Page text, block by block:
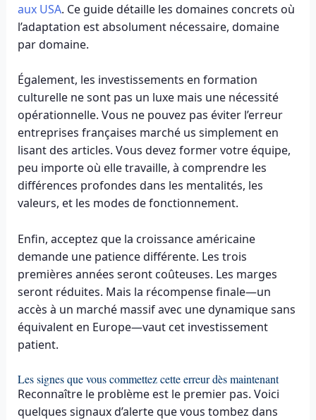
aux USA. Ce guide détaille les domaines concrets où
l’adaptation est absolument nécessaire, domaine
par domaine.
Également, les investissements en formation
culturelle ne sont pas un luxe mais une nécessité
opérationnelle. Vous ne pouvez pas éviter l’erreur
entreprises françaises marché us simplement en
lisant des articles. Vous devez former votre équipe,
peu importe où elle travaille, à comprendre les
différences profondes dans les mentalités, les
valeurs, et les modes de fonctionnement.
Enfin, acceptez que la croissance américaine
demande une patience différente. Les trois
premières années seront coûteuses. Les marges
seront réduites. Mais la récompense finale—un
accès à un marché massif avec une dynamique sans
équivalent en Europe—vaut cet investissement
patient.
Les signes que vous commettez cette erreur dès maintenant
Reconnaître le problème est le premier pas. Voici
quelques signaux d’alerte que vous tombez dans